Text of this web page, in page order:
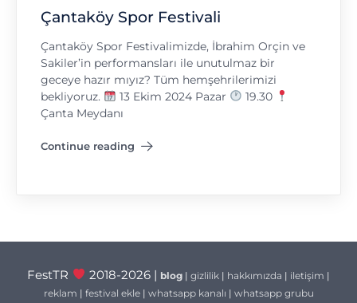
Çantaköy Spor Festivali
Çantaköy Spor Festivalimizde, İbrahim Orçin ve
Sakiler’in performansları ile unutulmaz bir
geceye hazır mıyız? Tüm hemşehrilerimizi
bekliyoruz.
13 Ekim 2024 Pazar
19.30
Çanta Meydanı
Continue reading
"Çantaköy Spor Festivali"
FestTR 2018-2026 | blog| gizlilik| hakkımızda | iletişim |
reklam | festival ekle| whatsapp kanalı | whatsapp grubu